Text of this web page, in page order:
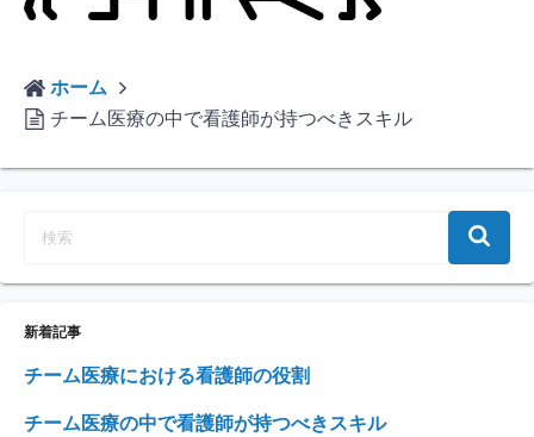
ホーム
チーム医療の中で看護師が持つべきスキル
新着記事
チーム医療における看護師の役割
チーム医療の中で看護師が持つべきスキル